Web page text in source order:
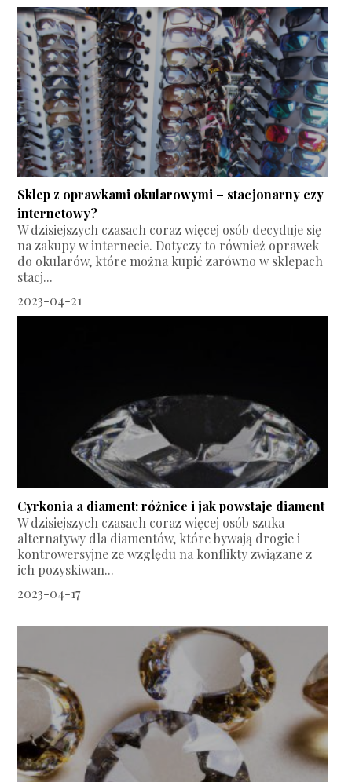
Sklep z oprawkami okularowymi – stacjonarny czy
internetowy?
W dzisiejszych czasach coraz więcej osób decyduje się
na zakupy w internecie. Dotyczy to również oprawek
do okularów, które można kupić zarówno w sklepach
stacj...
2023-04-21
Cyrkonia a diament: różnice i jak powstaje diament
W dzisiejszych czasach coraz więcej osób szuka
alternatywy dla diamentów, które bywają drogie i
kontrowersyjne ze względu na konflikty związane z
ich pozyskiwan...
2023-04-17